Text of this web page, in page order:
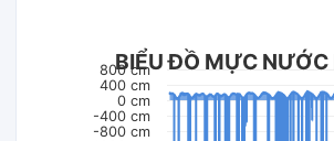
BIỂU ĐỒ MỰC NƯỚC
-800 cm
-400 cm
0 cm
400 cm
800 cm